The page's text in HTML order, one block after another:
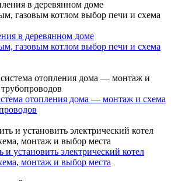
в деревянном доме
газовым котлом выбор печи и схема
отопления дома — монтаж и схема
установить электрический котел
монтаж и выбор места